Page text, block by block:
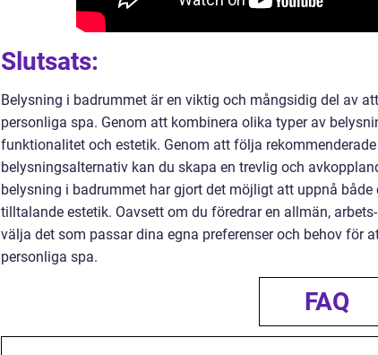
Slutsats:
Belysning i badrummet är en viktig och mångsidig del av
personliga spa. Genom att kombinera olika typer av
funktionalitet och estetik. Genom att följa
belysningsalternativ kan du skapa en trevlig och
belysning i badrummet har gjort det möjligt att uppnå
tilltalande estetik. Oavsett om du föredrar en allmän,
välja det som passar dina egna preferenser och behov för
personliga spa.
FAQ